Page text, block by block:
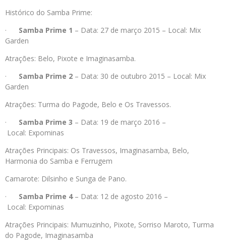
Histórico do Samba Prime:
· Samba Prime 1 – Data: 27 de março 2015 – Local: Mix
Garden
Atrações: Belo, Pixote e Imaginasamba.
· Samba Prime 2 – Data: 30 de outubro 2015 – Local: Mix
Garden
Atrações: Turma do Pagode, Belo e Os Travessos.
· Samba Prime 3 – Data: 19 de março 2016 –
Local: Expominas
Atrações Principais: Os Travessos, Imaginasamba, Belo,
Harmonia do Samba e Ferrugem
Camarote: Dilsinho e Sunga de Pano.
· Samba Prime 4– Data: 12 de agosto 2016 –
Local: Expominas
Atrações Principais: Mumuzinho, Pixote, Sorriso Maroto, Turma
do Pagode, Imaginasamba